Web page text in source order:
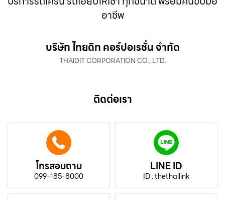
อาชีพ
บริษัท ไทยดิท คอร์ปอเรชั่น จำกัด
THAIDIT CORPORATION CO., LTD.
ติดต่อเรา
โทรสอบถาม
099-185-8000
LINE ID
ID : thethailink